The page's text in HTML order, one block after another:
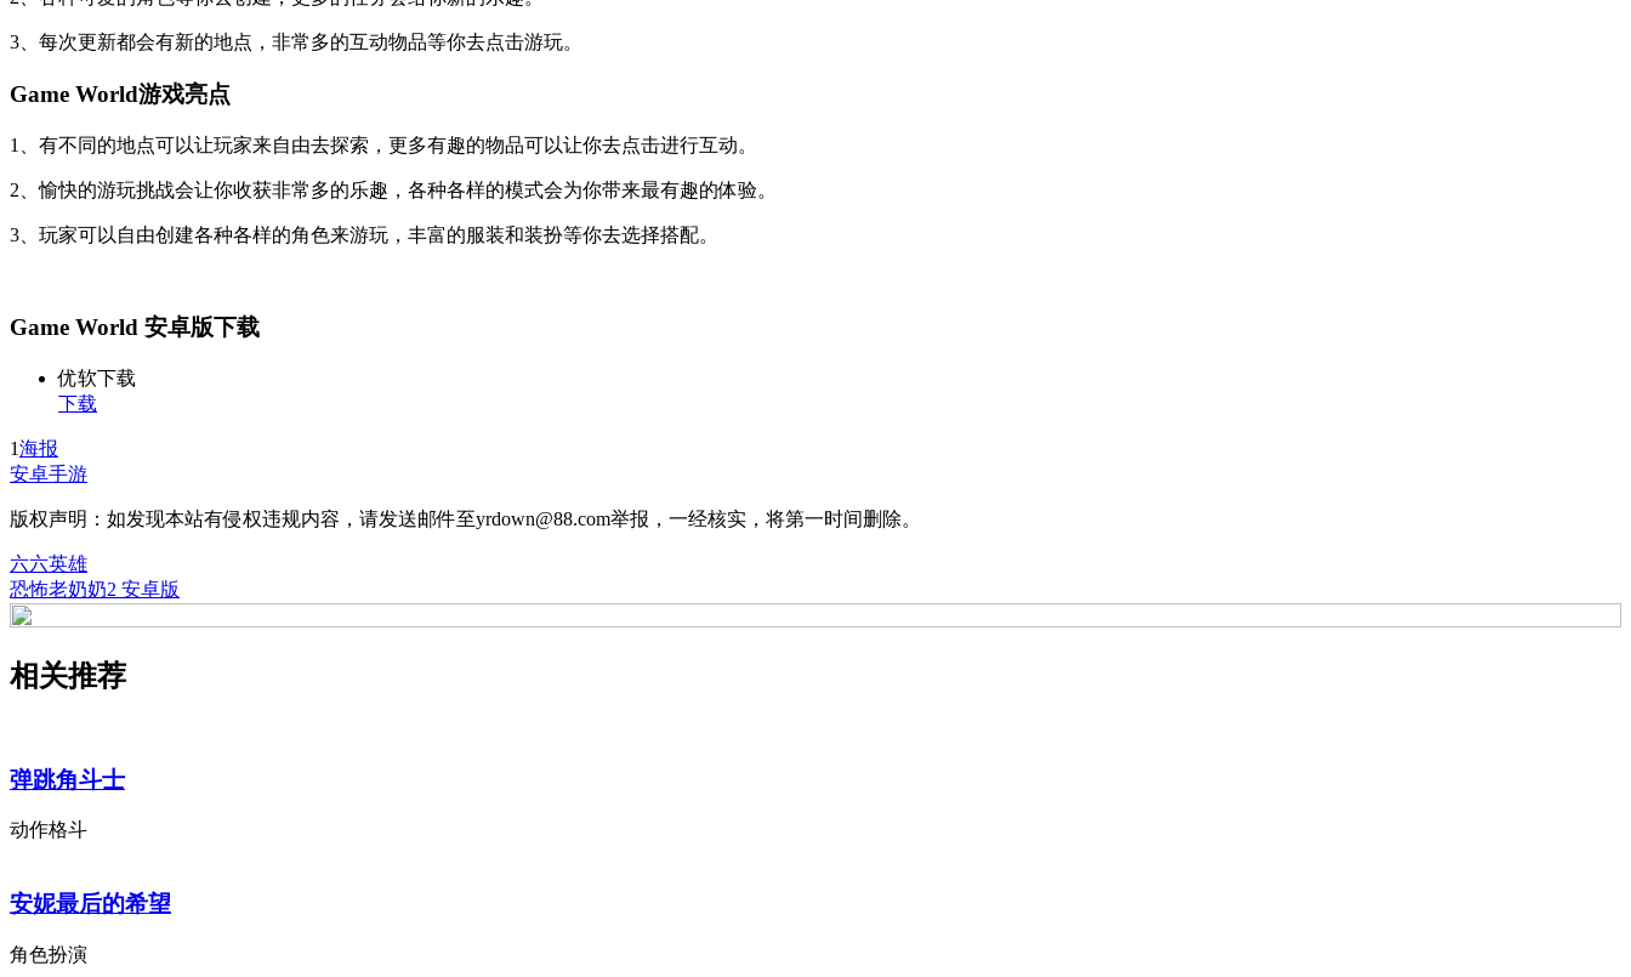
3、每次更新都会有新的地点，非常多的互动物品等你去点击游玩。
Game World游戏亮点
1、有不同的地点可以让玩家来自由去探索，更多有趣的物品可以让你去点击进行互动。
2、愉快的游玩挑战会让你收获非常多的乐趣，各种各样的模式会为你带来最有趣的体验。
3、玩家可以自由创建各种各样的角色来游玩，丰富的服装和装扮等你去选择搭配。
Game World 安卓版下载
优软下载
下载
1海报
安卓手游
版权声明：如发现本站有侵权违规内容，请发送邮件至yrdown@88.com举报，一经核实，将第一时间删除。
六六英雄
恐怖老奶奶2 安卓版
相关推荐
弹跳角斗士
动作格斗
安妮最后的希望
角色扮演